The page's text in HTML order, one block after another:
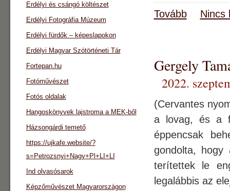
Tovább Nincs
Gergely
2022.
(Cervantes
a lovag, és a
éppencsak
gondolta, hogy
terítettek le
legalábbis az
Erdélyi és csángó költészet
Erdélyi Fotográfia Múzeum
Erdélyi fürdők – képeslapokon
Erdélyi Magyar Szótörténeti Tár
Fortepan.hu
Fotóművészet
Fotós oldalak
Hangoskönyvek lajstroma a MEK-ből
Házsongárdi temető
https://ujkafe.website/?
s=Petrozsnyi+Nagy+Pl+LI+LI
Ind olvasósarok
Képzőművészet Magyarországon